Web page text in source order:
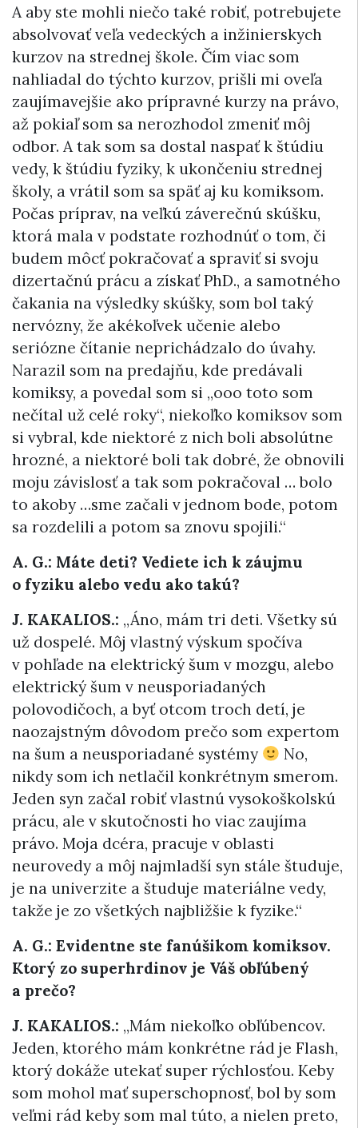
A aby ste mohli niečo také robiť, potrebujete
absolvovať veľa vedeckých a inžinierskych
kurzov na strednej škole. Čím viac som
nahliadal do týchto kurzov, prišli mi oveľa
zaujímavejšie ako prípravné kurzy na právo,
až pokiaľ som sa nerozhodol zmeniť môj
odbor. A tak som sa dostal naspať k štúdiu
vedy, k štúdiu fyziky, k ukončeniu strednej
školy, a vrátil som sa späť aj ku komiksom.
Počas príprav, na veľkú záverečnú skúšku,
ktorá mala v podstate rozhodnúť o tom, či
budem môcť pokračovať a spraviť si svoju
dizertačnú prácu a získať PhD., a samotného
čakania na výsledky skúšky, som bol taký
nervózny, že akékoľvek učenie alebo
seriózne čítanie neprichádzalo do úvahy.
Narazil som na predajňu, kde predávali
komiksy, a povedal som si „ooo toto som
nečítal už celé roky“, niekoľko komiksov som
si vybral, kde niektoré z nich boli absolútne
hrozné, a niektoré boli tak dobré, že obnovili
moju závislosť a tak som pokračoval … bolo
to akoby …sme začali v jednom bode, potom
sa rozdelili a potom sa znovu spojili.“
A. G.: Máte deti? Vediete ich k záujmu
o fyziku alebo vedu ako takú?
J. KAKALIOS.: „Áno, mám tri deti. Všetky sú
už dospelé. Môj vlastný výskum spočíva
v pohľade na elektrický šum v mozgu, alebo
elektrický šum v neusporiadaných
polovodičoch, a byť otcom troch detí, je
naozajstným dôvodom prečo som expertom
na šum a neusporiadané systémy
No,
nikdy som ich netlačil konkrétnym smerom.
Jeden syn začal robiť vlastnú vysokoškolskú
prácu, ale v skutočnosti ho viac zaujíma
právo. Moja dcéra, pracuje v oblasti
neurovedy a môj najmladší syn stále študuje,
je na univerzite a študuje materiálne vedy,
takže je zo všetkých najbližšie k fyzike.“
A. G.: Evidentne ste fanúšikom komiksov.
Ktorý zo superhrdinov je Váš obľúbený
a prečo?
J. KAKALIOS.: „Mám niekoľko obľúbencov.
Jeden, ktorého mám konkrétne rád je Flash,
ktorý dokáže utekať super rýchlosťou. Keby
som mohol mať superschopnosť, bol by som
veľmi rád keby som mal túto, a nielen preto,